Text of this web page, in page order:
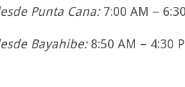
Punta Cana: 7:00 AM –
Bayahibe: 8:50 AM – 4:30